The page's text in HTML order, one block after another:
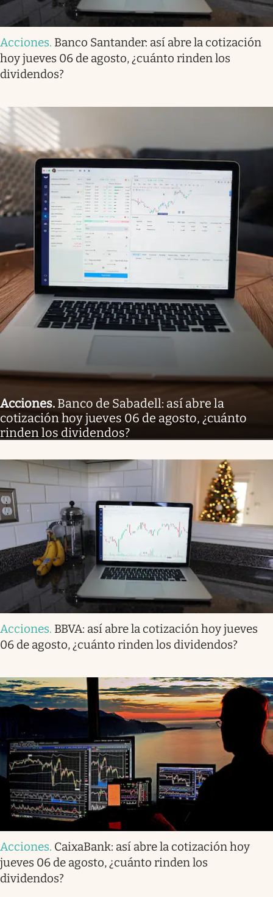
Acciones. Banco Santander: así abre la cotización
hoy jueves 06 de agosto, ¿cuánto rinden los
dividendos?
Acciones. Banco de Sabadell: así abre la
cotización hoy jueves 06 de agosto, ¿cuánto
rinden los dividendos?
Acciones. BBVA: así abre la cotización hoy jueves
06 de agosto, ¿cuánto rinden los dividendos?
Acciones. CaixaBank: así abre la cotización hoy
jueves 06 de agosto, ¿cuánto rinden los
dividendos?